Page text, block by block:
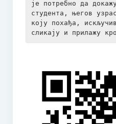
ОБАВЕШТЕЊЕ ЗА
ЗА УПИС У СРЕДЊУ
Донација родитеља
ОНЛАЈН НАСТАВА
је потребно да
студента, његов
коју похађа,
сликају и прилажу